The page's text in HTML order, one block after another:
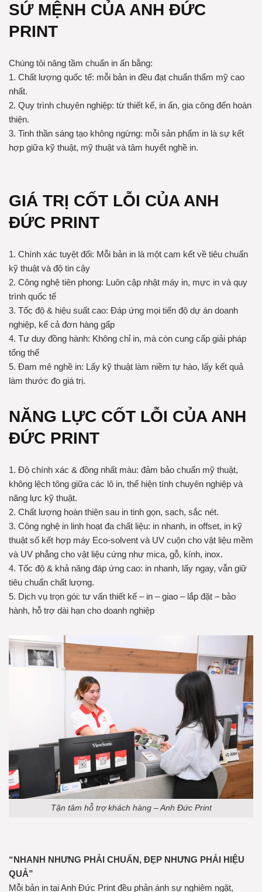
SỨ MỆNH CỦA ANH ĐỨC
PRINT
Chúng tôi nâng tầm chuẩn in ấn bằng:
1. Chất lượng quốc tế: mỗi bản in đều đạt chuẩn thẩm mỹ cao
nhất.
2. Quy trình chuyên nghiệp: từ thiết kế, in ấn, gia công đến hoàn
thiện.
3. Tinh thần sáng tạo không ngừng: mỗi sản phẩm in là sự kết
hợp giữa kỹ thuật, mỹ thuật và tâm huyết nghề in.
GIÁ TRỊ CỐT LỖI CỦA ANH
ĐỨC PRINT
1. Chính xác tuyệt đối: Mỗi bản in là một cam kết về tiêu chuẩn
kỹ thuật và độ tin cậy
2. Công nghệ tiên phong: Luôn cập nhật máy in, mực in và quy
trình quốc tế
3. Tốc độ & hiệu suất cao: Đáp ứng mọi tiến độ dự án doanh
nghiệp, kể cả đơn hàng gấp
4. Tư duy đồng hành: Không chỉ in, mà còn cung cấp giải pháp
tổng thể
5. Đam mê nghề in: Lấy kỹ thuật làm niềm tự hào, lấy kết quả
làm thước đo giá trị.
NĂNG LỰC CỐT LỖI CỦA ANH
ĐỨC PRINT
1. Độ chính xác & đồng nhất màu: đảm bảo chuẩn mỹ thuật,
không lệch tông giữa các lô in, thể hiện tính chuyên nghiệp và
năng lực kỹ thuật.
2. Chất lượng hoàn thiện sau in tinh gọn, sạch, sắc nét.
3. Công nghệ in linh hoạt đa chất liệu: in nhanh, in offset, in kỹ
thuật số kết hợp máy Eco-solvent và UV cuộn cho vật liệu mềm
và UV phẳng cho vật liệu cứng như mica, gỗ, kính, inox.
4. Tốc độ & khả năng đáp ứng cao: in nhanh, lấy ngay, vẫn giữ
tiêu chuẩn chất lượng.
5. Dịch vụ trọn gói: tư vấn thiết kế – in – giao – lắp đặt – bảo
hành, hỗ trợ dài hạn cho doanh nghiệp
Tận tâm hỗ trợ khách hàng – Anh Đức Print
“NHANH NHƯNG PHẢI CHUẨN, ĐẸP NHƯNG PHẢI HIỆU
QUẢ”
Mỗi bản in tại Anh Đức Print đều phản ánh sự nghiêm ngặt,